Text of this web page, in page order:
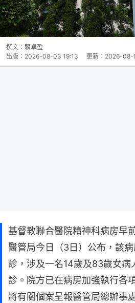
撰文： 賴卓盈
出版： 2026-08-03 19:13 更新： 2026-08-
基督教聯合醫院精神科病房早
醫管局今日（3日）公布，該
診，涉及一名14歲及83歲女病
診。院方已在病房加強執行各
將有關個案呈報醫管局總辦事